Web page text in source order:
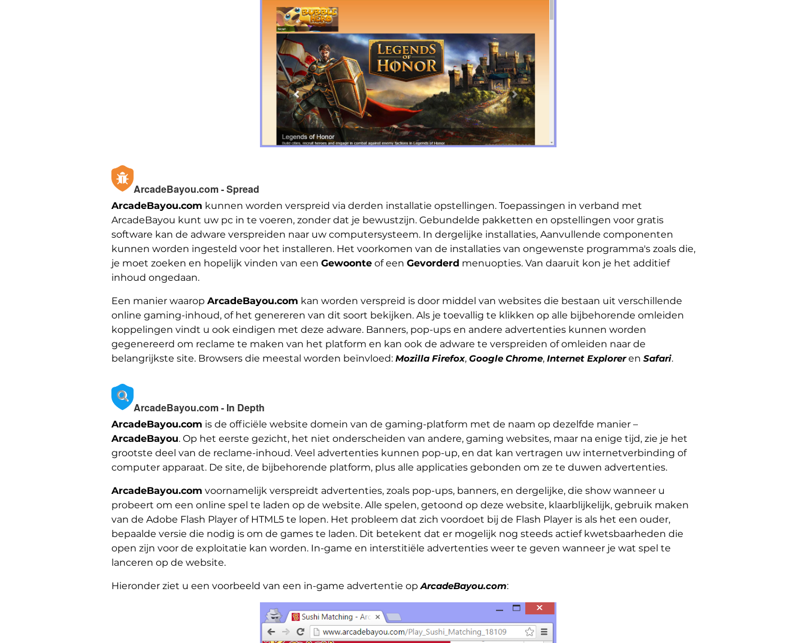
ArcadeBayou.com - Spread
ArcadeBayou.com kunnen worden verspreid via derden installatie opstellingen. Toepassingen in verband met
ArcadeBayou kunt uw pc in te voeren, zonder dat je bewustzijn. Gebundelde pakketten en opstellingen voor gratis
software kan de adware verspreiden naar uw computersysteem. In dergelijke installaties, Aanvullende componenten
kunnen worden ingesteld voor het installeren. Het voorkomen van de installaties van ongewenste programma's zoals die,
je moet zoeken en hopelijk vinden van een Gewoonte of een Gevorderd menuopties. Van daaruit kon je het additief
inhoud ongedaan.
Een manier waarop ArcadeBayou.com kan worden verspreid is door middel van websites die bestaan ​​uit verschillende
online gaming-inhoud, of het genereren van dit soort bekijken. Als je toevallig te klikken op alle bijbehorende omleiden
koppelingen vindt u ook eindigen met deze adware. Banners, pop-ups en andere advertenties kunnen worden
gegenereerd om reclame te maken van het platform en kan ook de adware te verspreiden of omleiden naar de
belangrijkste site. Browsers die meestal worden beïnvloed: Mozilla Firefox, Google Chrome, Internet Exploreren Safari.
ArcadeBayou.com - In Depth
ArcadeBayou.com is de officiële website domein van de gaming-platform met de naam op dezelfde manier –
ArcadeBayou. Op het eerste gezicht, het niet onderscheiden van andere, gaming websites, maar na enige tijd, zie je het
grootste deel van de reclame-inhoud. Veel advertenties kunnen pop-up, en dat kan vertragen uw internetverbinding of
computer apparaat. De site, de bijbehorende platform, plus alle applicaties gebonden om ze te duwen advertenties.
ArcadeBayou.com voornamelijk verspreidt advertenties, zoals pop-ups, banners, en dergelijke, die show wanneer u
probeert om een ​​online spel te laden op de website. Alle spelen, getoond op deze website, klaarblijkelijk, gebruik maken
van de Adobe Flash Player of HTML5 te lopen. Het probleem dat zich voordoet bij de Flash Player is als het een ouder,
bepaalde versie die nodig is om de games te laden. Dit betekent dat er mogelijk nog steeds actief kwetsbaarheden die
open zijn voor de exploitatie kan worden. In-game en interstitiële advertenties weer te geven wanneer je wat spel te
lanceren op de website.
Hieronder ziet u een voorbeeld van een in-game advertentie opArcadeBayou.com: